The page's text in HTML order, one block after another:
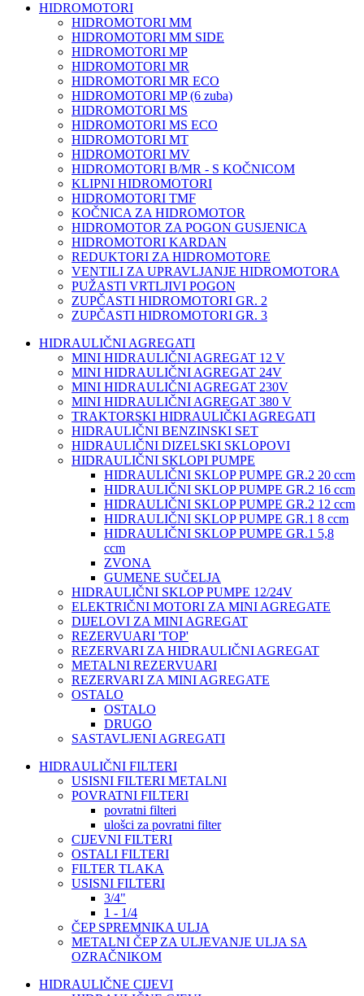
HIDROMOTORI
HIDROMOTORI MM
HIDROMOTORI MM SIDE
HIDROMOTORI MP
HIDROMOTORI MR
HIDROMOTORI MR ECO
HIDROMOTORI MP (6 zuba)
HIDROMOTORI MS
HIDROMOTORI MS ECO
HIDROMOTORI MT
HIDROMOTORI MV
HIDROMOTORI B/MR - S KOČNICOM
KLIPNI HIDROMOTORI
HIDROMOTORI TMF
KOČNICA ZA HIDROMOTOR
HIDROMOTOR ZA POGON GUSJENICA
HIDROMOTORI KARDAN
REDUKTORI ZA HIDROMOTORE
VENTILI ZA UPRAVLJANJE HIDROMOTORA
PUŽASTI VRTLJIVI POGON
ZUPČASTI HIDROMOTORI GR. 2
ZUPČASTI HIDROMOTORI GR. 3
HIDRAULIČNI AGREGATI
MINI HIDRAULIČNI AGREGAT 12 V
MINI HIDRAULIČNI AGREGAT 24V
MINI HIDRAULIČNI AGREGAT 230V
MINI HIDRAULIČNI AGREGAT 380 V
TRAKTORSKI HIDRAULIČKI AGREGATI
HIDRAULIČNI BENZINSKI SET
HIDRAULIČNI DIZELSKI SKLOPOVI
HIDRAULIČNI SKLOPI PUMPE
HIDRAULIČNI SKLOP PUMPE GR.2 20 ccm
HIDRAULIČNI SKLOP PUMPE GR.2 16 ccm
HIDRAULIČNI SKLOP PUMPE GR.2 12 ccm
HIDRAULIČNI SKLOP PUMPE GR.1 8 ccm
HIDRAULIČNI SKLOP PUMPE GR.1 5,8
ccm
ZVONA
GUMENE SUČELJA
HIDRAULIČNI SKLOP PUMPE 12/24V
ELEKTRIČNI MOTORI ZA MINI AGREGATE
DIJELOVI ZA MINI AGREGAT
REZERVUARI 'TOP'
REZERVARI ZA HIDRAULIČNI AGREGAT
METALNI REZERVUARI
REZERVARI ZA MINI AGREGATE
OSTALO
OSTALO
DRUGO
SASTAVLJENI AGREGATI
HIDRAULIČNI FILTERI
USISNI FILTERI METALNI
POVRATNI FILTERI
povratni filteri
ulošci za povratni filter
CIJEVNI FILTERI
OSTALI FILTERI
FILTER TLAKA
USISNI FILTERI
3/4"
1 - 1/4
ČEP SPREMNIKA ULJA
METALNI ČEP ZA ULJEVANJE ULJA SA
OZRAČNIKOM
HIDRAULIČNE CIJEVI